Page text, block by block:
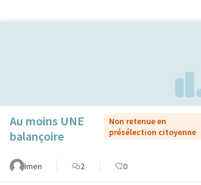
Au moins UNE
balançoire
Non retenue en
présélection citoyenne
Imen 2 0